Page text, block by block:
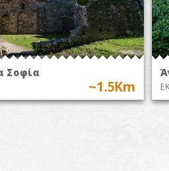
Σοφία
~1.5Km